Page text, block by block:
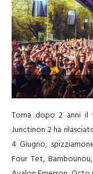
Torna dopo 2 anni il
Junctinon 2 ha
4 Giugno,
Four Tet, Bambounou,